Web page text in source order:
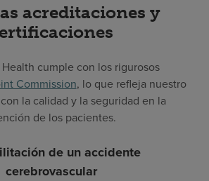
acreditaciones y
Health cumple con los rigurosos
Commission, lo que refleja nuestro
la calidad y la seguridad en la
de los pacientes.
de un accidente
cerebrovascular